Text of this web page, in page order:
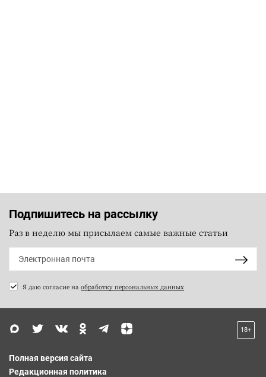
Подпишитесь на рассылку
Раз в неделю мы присылаем самые важные статьи
Я даю согласие на обработку персональных данных
18+
Полная версия сайта
Редакционная политика